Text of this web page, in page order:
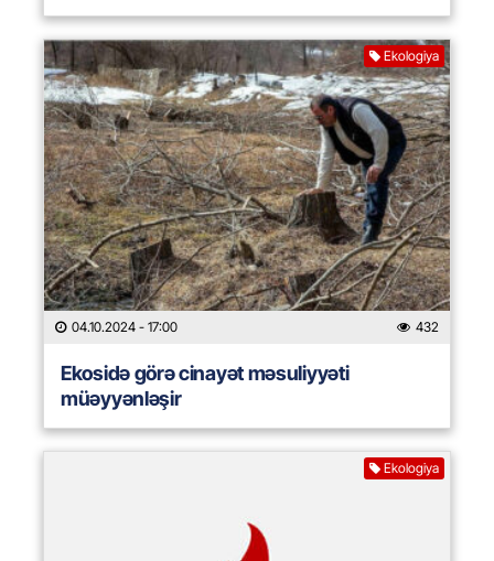
Ekologiya
04.10.2024 - 17:00 432
Ekosidə görə cinayət məsuliyyəti
müəyyənləşir
Ekologiya